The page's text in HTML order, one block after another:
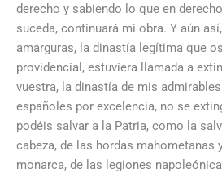
derecho y sabiendo lo que en
suceda, continuará mi obra. Y aún
amarguras, la dinastía legítima que
providencial, estuviera llamada a
vuestra, la dinastía de mis
españoles por excelencia, no se
podéis salvar a la Patria, como la
cabeza, de las hordas mahometanas
monarca, de las legiones